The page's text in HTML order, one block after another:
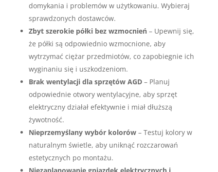
domykania i problemów w użytkowaniu. Wybieraj
sprawdzonych dostawców.
Zbyt szerokie półki bez wzmocnień– Upewnij się,
że półki są odpowiednio wzmocnione, aby
wytrzymać ciężar przedmiotów, co zapobiegnie ich
wyginaniu się i uszkodzeniom.
Brak wentylacji dla sprzętów AGD– Planuj
odpowiednie otwory wentylacyjne, aby sprzęt
elektryczny działał efektywnie i miał dłuższą
żywotność.
Nieprzemyślany wybór kolorów– Testuj kolory w
naturalnym świetle, aby uniknąć rozczarowań
estetycznych po montażu.